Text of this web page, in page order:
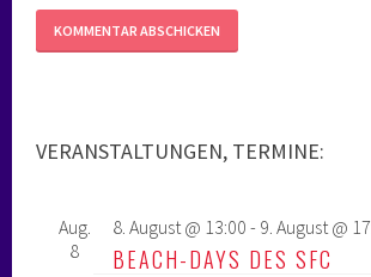
VERANSTALTUNGEN, TERMINE:
Aug.
8
8. August @ 13:00 - 9. August @
BEACH-DAYS DES SFC